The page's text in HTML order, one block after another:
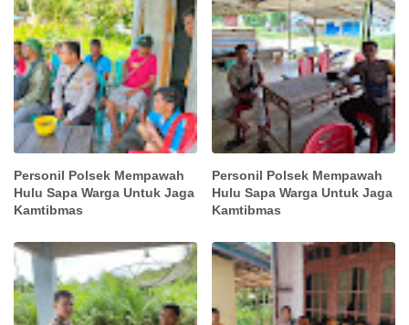
Personil Polsek Mempawah
Hulu Sapa Warga Untuk Jaga
Kamtibmas
Personil Polsek Mempawah
Hulu Sapa Warga Untuk Jaga
Kamtibmas